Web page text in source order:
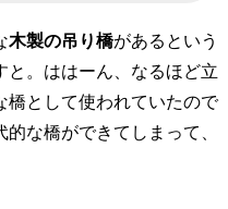
木製の吊り橋があるという
。ははーん、なるほど立
として使われていたので
な橋ができてしまって、